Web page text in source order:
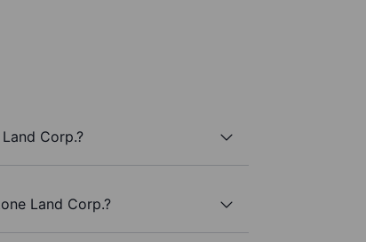
Corp.?
Land Corp.?